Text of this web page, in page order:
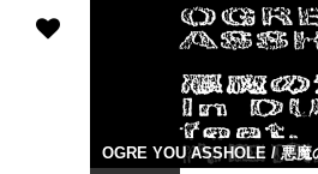
OGRE YOU ASSHOLE / 悪